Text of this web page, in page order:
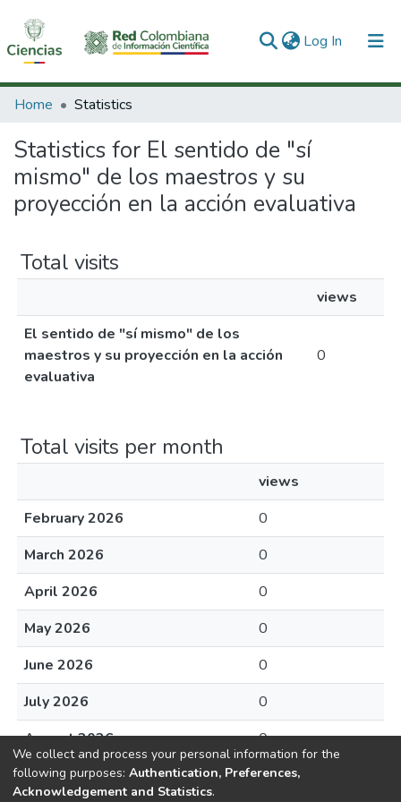
Log In (current)
Communities & Collections
All of DSpace
Home Statistics
Statistics for El sentido de "sí
mismo" de los maestros y su
proyección en la acción evaluativa
Total visits
views
El sentido de "sí mismo" de los
maestros y su proyección en la acción
evaluativa
0
Total visits per month
views
February 2026
0
March 2026
0
April 2026
0
May 2026
0
June 2026
0
July 2026
0
August 2026
0
We collect and process your personal information for the
following purposes: Authentication, Preferences,
Acknowledgement and Statistics.